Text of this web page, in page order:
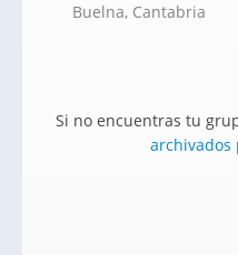
Buelna, Cantabria
Si no encuentras tu
archivados